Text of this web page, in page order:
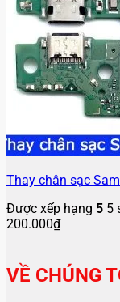
Thay chân sạc
Được xếp hạng 5 5
200.000₫
VỀ CHÚNG